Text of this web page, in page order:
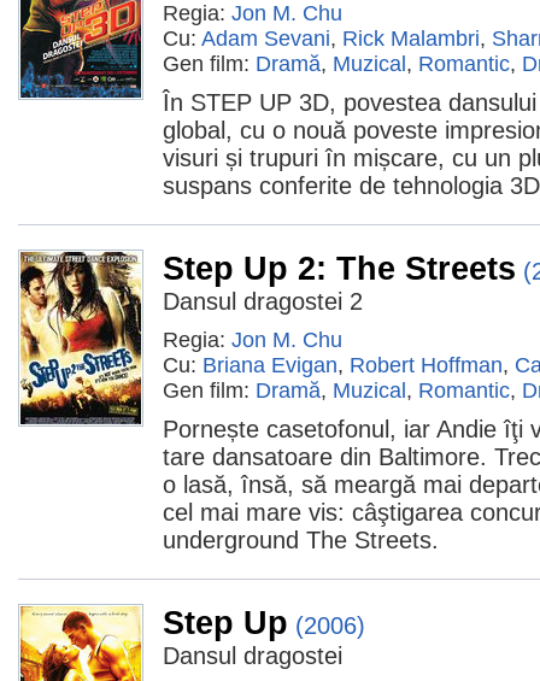
Regia: Jon M. Chu
Cu: Adam Sevani, Rick Malambri,
Gen film: Dramă, Muzical , Romantic,
În STEP UP 3D, povestea
global, cu o nouă poveste
visuri și trupuri în mișcare, cu un
suspans conferite de tehnologia
Step Up 2: The Streets
Dansul dragostei 2
Regia: Jon M. Chu
Cu: Briana Evigan, Robert Hoffman,
Gen film: Dramă, Muzical , Romantic,
Pornește casetofonul, iar Andie îţi
tare dansatoare din Baltimore.
o lasă, însă, să meargă mai
cel mai mare vis: câştigarea
underground The Streets.
Step Up (2006)
Dansul dragostei